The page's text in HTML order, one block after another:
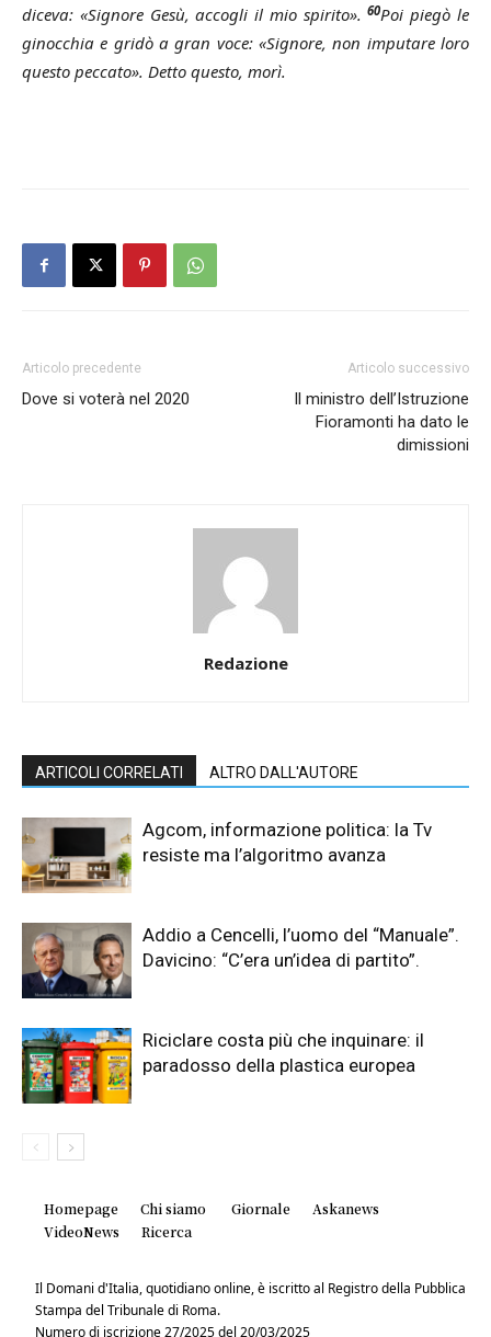
diceva: «Signore Gesù, accogli il mio spirito».60Poi piegò le
ginocchia e gridò a gran voce: «Signore, non imputare loro
questo peccato». Detto questo, morì.
Articolo precedente
Dove si voterà nel 2020
Articolo successivo
Il ministro dell’Istruzione
Fioramonti ha dato le
dimissioni
Redazione
ARTICOLI CORRELATI ALTRO DALL'AUTORE
Agcom, informazione politica: la Tv
resiste ma l’algoritmo avanza
Addio a Cencelli, l’uomo del “Manuale”.
Davicino: “C’era un’idea di partito”.
Riciclare costa più che inquinare: il
paradosso della plastica europea
Homepage Chi siamo Giornale
Askanews
VideoNews
Ricerca
Il Domani d'Italia, quotidiano online, è iscritto al Registro della Pubblica
Stampa del Tribunale di Roma.
Numero di iscrizione 27/2025 del 20/03/2025